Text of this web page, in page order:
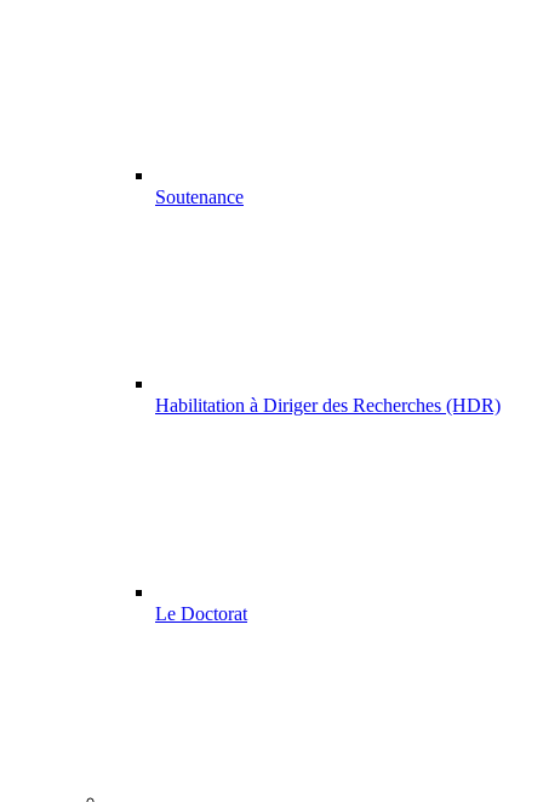
Soutenance
Habilitation à Diriger des Recherches (HDR)
Le Doctorat